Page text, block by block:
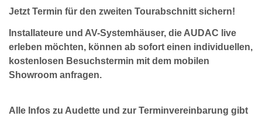
Jetzt Termin für den zweiten Tourabschnitt sichern!
Installateure und AV-Systemhäuser, die AUDAC live
erleben möchten, können ab sofort einen individuellen,
kostenlosen Besuchstermin mit dem mobilen
Showroom anfragen.
Alle Infos zu Audette und zur Terminvereinbarung gibt